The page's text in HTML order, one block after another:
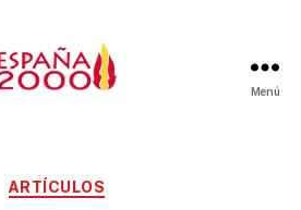
Menú
ARTÍCULOS